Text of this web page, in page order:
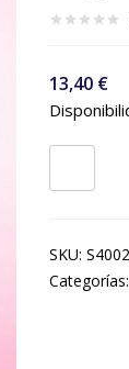
13,40 €
SKU:
Categorías: